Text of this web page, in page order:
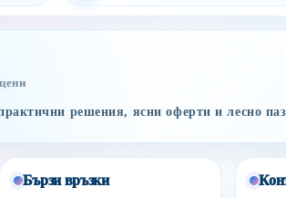
решения, ясни оферти и лесно
Бързи връзки